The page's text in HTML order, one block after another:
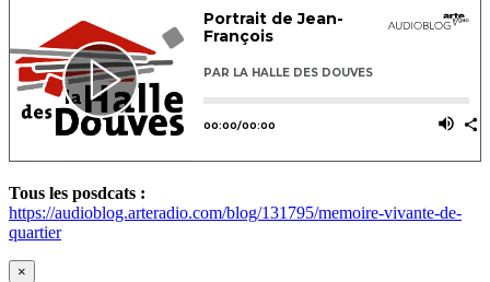
Tous les posdcats :
https://audioblog.arteradio.com/blog/131795/memoire-vivante-de-
quartier
×